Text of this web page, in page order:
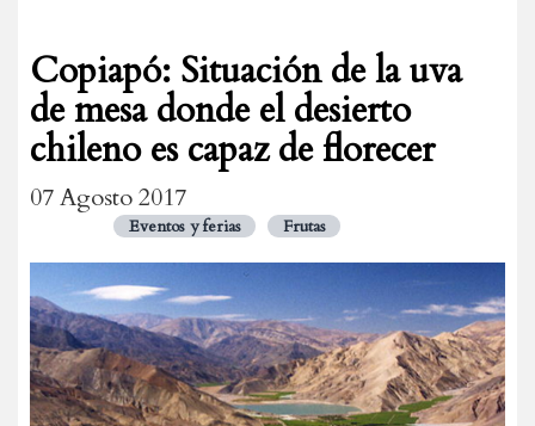
Copiapó: Situación de la uva
de mesa donde el desierto
chileno es capaz de florecer
07 Agosto 2017
Eventos y ferias Frutas